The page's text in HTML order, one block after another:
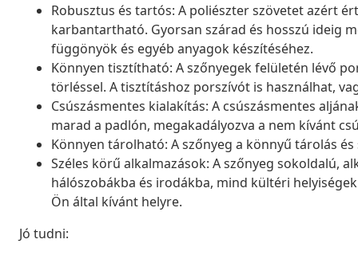
Robusztus és tartós: A poliészter szövetet azért
karbantartható. Gyorsan szárad és hosszú ideig
függönyök és egyéb anyagok készítéséhez.
Könnyen tisztítható: A szőnyegek felületén lévő
törléssel. A tisztításhoz porszívót is használhat,
Csúszásmentes kialakítás: A csúszásmentes
marad a padlón, megakadályozva a nem kívánt
Könnyen tárolható: A szőnyeg a könnyű tárolás
Széles körű alkalmazások: A szőnyeg sokoldalú,
hálószobákba és irodákba, mind kültéri
Ön által kívánt helyre.
Jó tudni: